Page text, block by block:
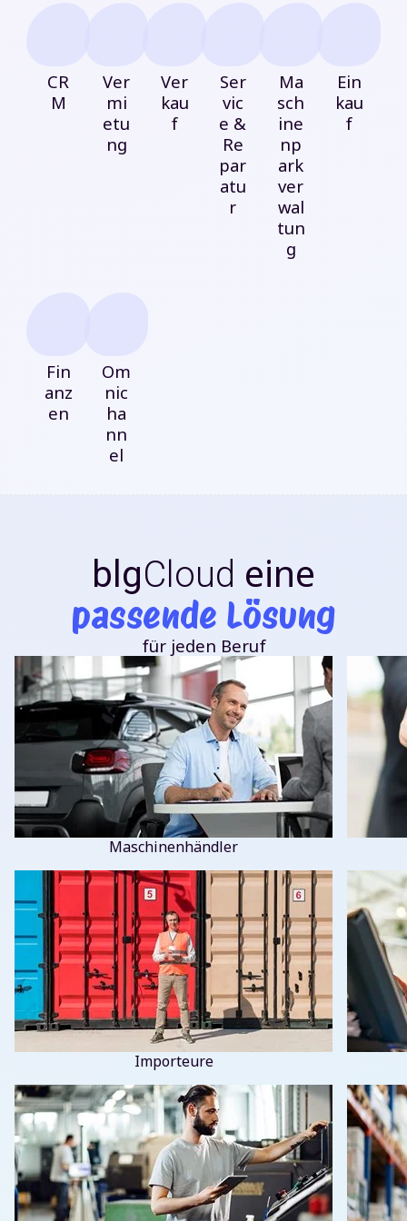
CR
M
Ver
mi
etu
ng
Ver
kau
f
Ser
vic
e &
Re
par
atu
r
Ma
sch
ine
np
ark
ver
wal
tun
g
Ein
kau
f
Fin
anz
en
Om
nic
ha
nn
el
blgCloud eine
passende Lösung
für jeden Beruf
Maschinenhändler
Importeure